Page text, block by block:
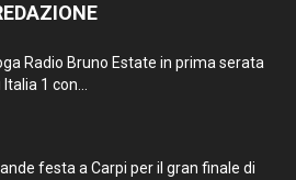
Radio Bruno Estate in prima serata
Italia 1 con...
festa a Carpi per il gran finale di